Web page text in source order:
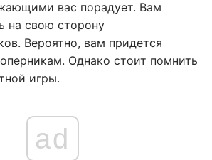
вас порадует. Вам
на свою сторону
Вероятно, вам придется
Однако стоит помнить
игры.
ad